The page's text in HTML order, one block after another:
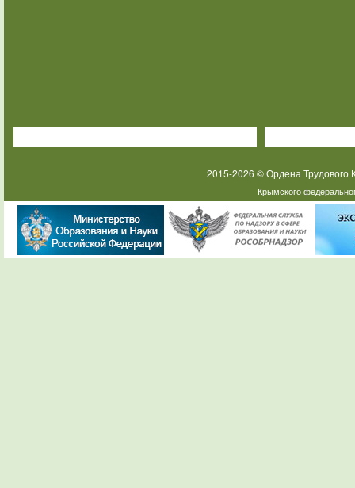
2015-2026 © Ордена
Крымского